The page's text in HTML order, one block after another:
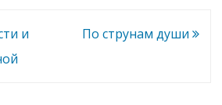
и
По струнам души